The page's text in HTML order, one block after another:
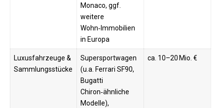
Monaco, ggf.
weitere
Wohn‑Immobilien
in Europa
Luxusfahrzeuge &
Sammlungsstücke
Supersportwagen
(u.a. Ferrari SF90,
Bugatti
Chiron‑ähnliche
Modelle),
ca. 10–20 Mio. €